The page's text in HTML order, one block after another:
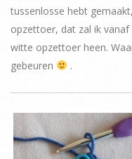
tussenlosse hebt
opzettoer, dat zal ik
witte opzettoer heen.
gebeuren
.